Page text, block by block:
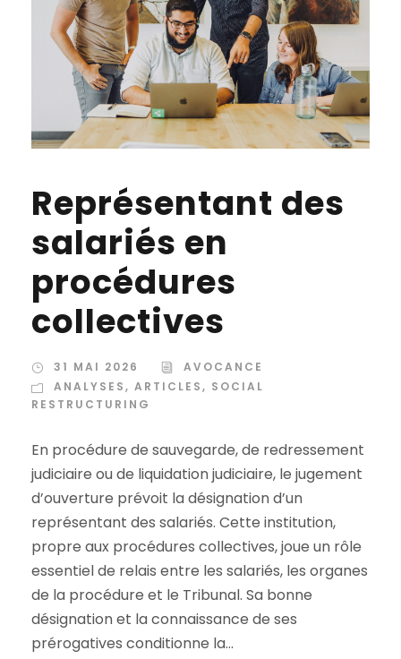
Représentant des
salariés en
procédures
collectives
31 MAI 2026
AVOCANCE
ANALYSES, ARTICLES, SOCIAL
RESTRUCTURING
En procédure de sauvegarde, de redressement
judiciaire ou de liquidation judiciaire, le jugement
d’ouverture prévoit la désignation d’un
représentant des salariés. Cette institution,
propre aux procédures collectives, joue un rôle
essentiel de relais entre les salariés, les organes
de la procédure et le Tribunal. Sa bonne
désignation et la connaissance de ses
prérogatives conditionne la...